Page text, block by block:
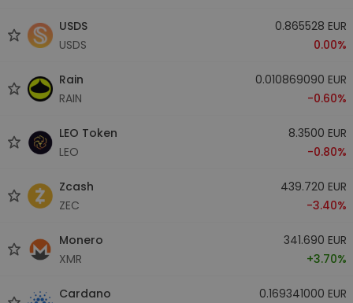
USDS
USDS
0.865528 EUR
0.00%
Rain
RAIN
0.010869090 EUR
-0.60%
LEO Token
LEO
8.3500 EUR
-0.80%
Zcash
ZEC
439.720 EUR
-3.40%
Monero
XMR
341.690 EUR
+3.70%
Cardano
0.169341000 EUR